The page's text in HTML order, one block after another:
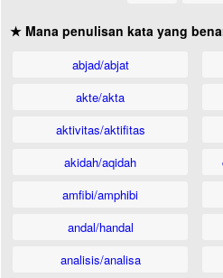
★ Mana penulisan kata yang
abjad/abjat
akte/akta
aktivitas/aktifitas
akidah/aqidah
amfibi/amphibi
andal/handal
analisis/analisa